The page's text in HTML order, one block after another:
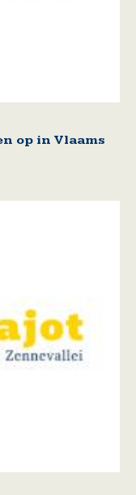
op in Vlaams